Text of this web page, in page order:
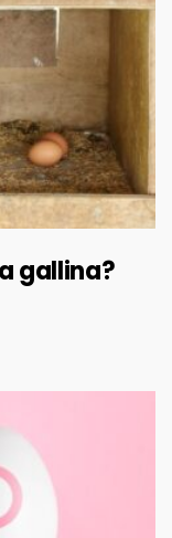
gallina?